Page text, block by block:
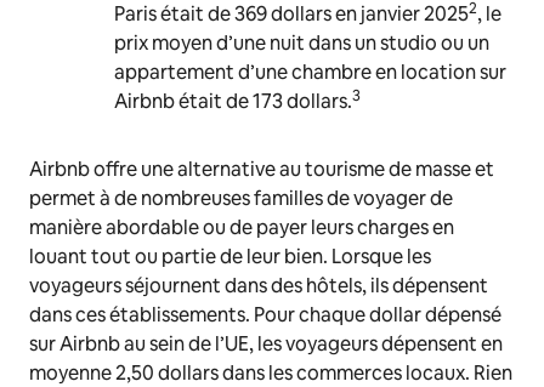
Paris était de 369 dollars en janvier 20252, le
prix moyen d’une nuit dans un studio ou un
appartement d’une chambre en location sur
Airbnb était de 173 dollars.3
Airbnb offre une alternative au tourisme de masse et
permet à de nombreuses familles de voyager de
manière abordable ou de payer leurs charges en
louant tout ou partie de leur bien. Lorsque les
voyageurs séjournent dans des hôtels, ils dépensent
dans ces établissements. Pour chaque dollar dépensé
sur Airbnb au sein de l’UE, les voyageurs dépensent en
moyenne 2,50 dollars dans les commerces locaux. Rien